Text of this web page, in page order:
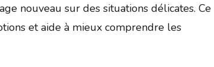
nouveau sur des situations délicates. Ce
et aide à mieux comprendre les